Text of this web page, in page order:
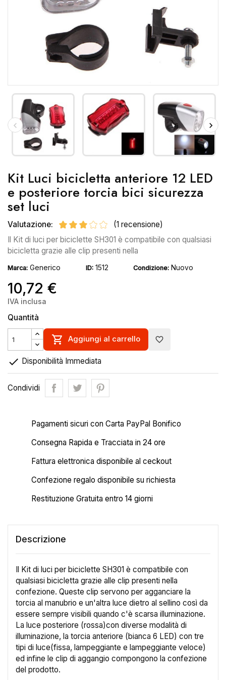
Kit Luci bicicletta anteriore 12 LED
e posteriore torcia bici sicurezza
set luci
Valutazione:
(1 recensione)
Il Kit di luci per biciclette SH301 è compatibile con qualsiasi
bicicletta grazie alle clip presenti nella
Marca: Generico ID: 1512 Condizione: Nuovo
10,72 €
IVA inclusa
Quantità
 Aggiungi al carrello favorite_border
 Disponibilità Immediata
Condividi
Pagamenti sicuri con Carta PayPal Bonifico
Consegna Rapida e Tracciata in 24 ore
Fattura elettronica disponibile al ceckout
Confezione regalo disponibile su richiesta
Restituzione Gratuita entro 14 giorni
Descrizione
Il Kit di luci per biciclette SH301 è compatibile con
qualsiasi bicicletta grazie alle clip presenti nella
confezione. Queste clip servono per agganciare la
torcia al manubrio e un'altra luce dietro al sellino così da
essere sempre visibili quando c'è scarsa illuminazione.
La luce posteriore (rossa)con diverse modalità di
illuminazione, la torcia anteriore (bianca 6 LED) con tre
tipi di luce(fissa, lampeggiante e lampeggiante veloce)
ed infine le clip di aggangio compongono la confezione
del prodotto.